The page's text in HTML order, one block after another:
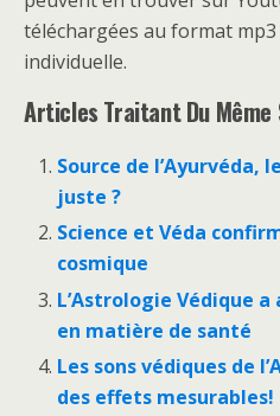
téléchargées au format
individuelle.
Articles Traitant Du Même
Source de l’Ayurvéda,
juste ?
Science et Véda
cosmique
L’Astrologie Védique
en matière de santé
Les sons védiques de
des effets mesurables!